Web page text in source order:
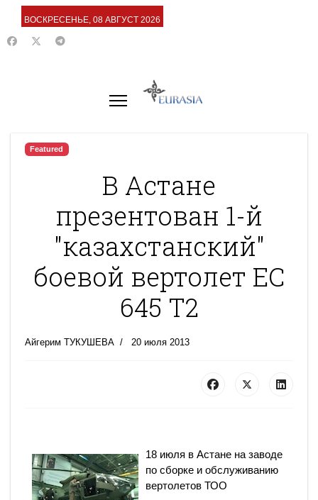
ВОСКРЕСЕНЬЕ, 08 АВГУСТ 2026
Featured
В Астане
презентован 1-й
"казахстанский"
боевой вертолет ЕС
645 Т2
Айгерим ТУКУШЕВА 20 июля 2013
18 июля в Астане на заводе
по сборке и обслуживанию
вертолетов ТОО